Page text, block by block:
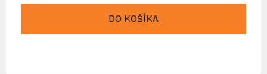
DO KOŠÍKA